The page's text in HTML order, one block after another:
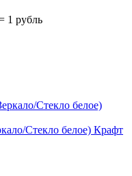
1 рубль
Стекло белое) Крафт